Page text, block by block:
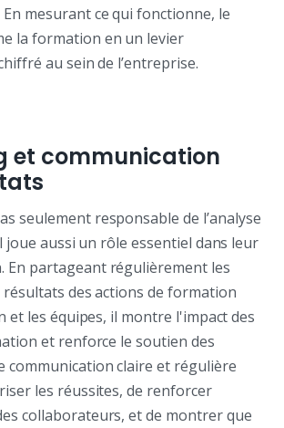
mesurant ce qui fonctionne, le
la formation en un levier
au sein de l’entreprise.
et communication
seulement responsable de l’analyse
joue aussi un rôle essentiel dans leur
En partageant régulièrement les
résultats des actions de formation
et les équipes, il montre l'impact des
et renforce le soutien des
communication claire et régulière
les réussites, de renforcer
collaborateurs, et de montrer que